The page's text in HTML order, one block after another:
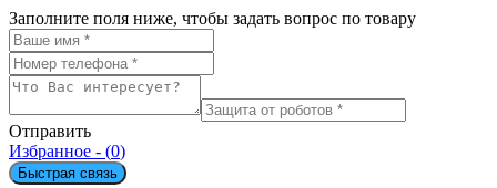
Заполните поля ниже, чтобы задать вопрос по товару
Отправить
Избранное - (0)
Быстрая связь